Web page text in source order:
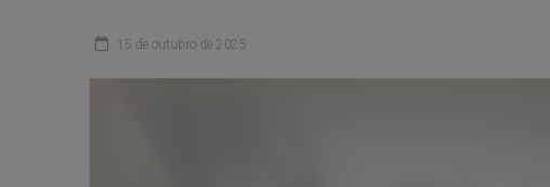
15 de outubro de 2025